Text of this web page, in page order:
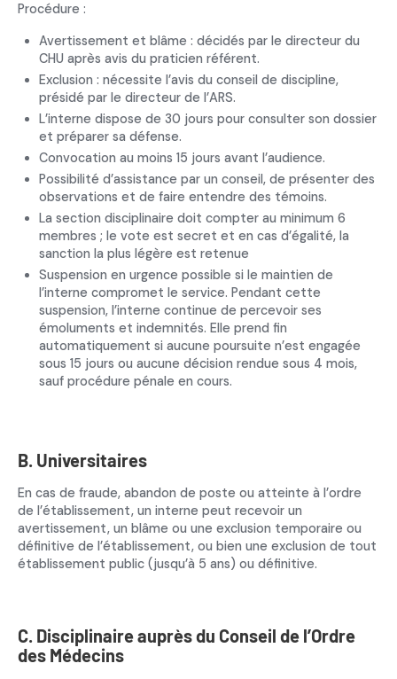
Procédure :
Avertissement et blâme : décidés par le directeur du
CHU après avis du praticien référent.
Exclusion : nécessite l’avis du conseil de discipline,
présidé par le directeur de l’ARS.
L’interne dispose de 30 jours pour consulter son dossier
et préparer sa défense.
Convocation au moins 15 jours avant l’audience.
Possibilité d’assistance par un conseil, de présenter des
observations et de faire entendre des témoins.
La section disciplinaire doit compter au minimum 6
membres ; le vote est secret et en cas d’égalité, la
sanction la plus légère est retenue
Suspension en urgence possible si le maintien de
l’interne compromet le service. Pendant cette
suspension, l’interne continue de percevoir ses
émoluments et indemnités. Elle prend fin
automatiquement si aucune poursuite n’est engagée
sous 15 jours ou aucune décision rendue sous 4 mois,
sauf procédure pénale en cours.
B. Universitaires
En cas de fraude, abandon de poste ou atteinte à l’ordre
de l’établissement, un interne peut recevoir un
avertissement, un blâme ou une exclusion temporaire ou
définitive de l’établissement, ou bien une exclusion de tout
établissement public (jusqu’à 5 ans) ou définitive.
C. Disciplinaire auprès du Conseil de l’Ordre
des Médecins